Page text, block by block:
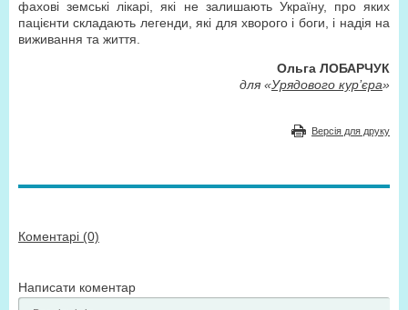
фахові земські лікарі, які не залишають Україну, про яких
пацієнти складають легенди, які для хворого і боги, і надія на
виживання та життя.
Ольга ЛОБАРЧУК
для «Урядового кур’єра»
Версія для друку
Коментарі (0)
Написати коментар